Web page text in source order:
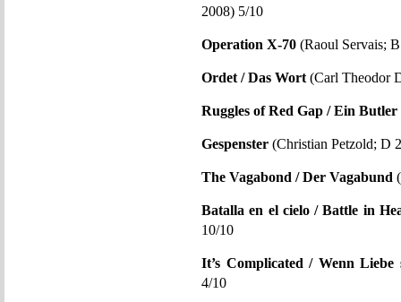
2008) 5/10
Operation X-70 (Raoul Servais;
Ordet / Das Wort (Carl Theodor
Ruggles of Red Gap / Ein
Gespenster (Christian Petzold; D
The Vagabond / Der Vagabund
Batalla en el cielo / Battle in
10/10
It’s Complicated / Wenn Liebe
4/10